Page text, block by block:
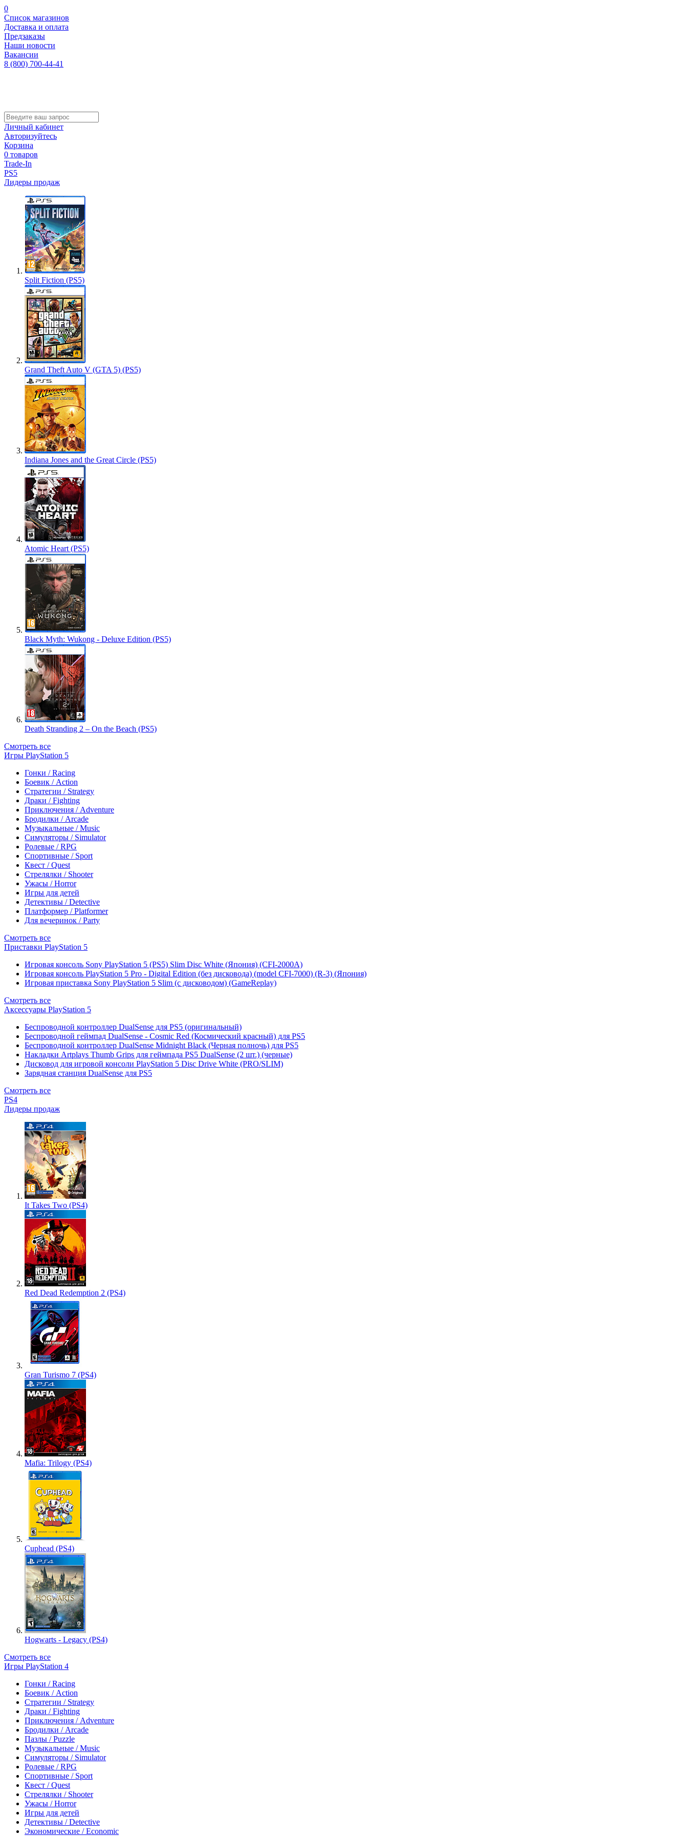
0
Список магазинов
Доставка и оплата
Предзаказы
Наши новости
Вакансии
8 (800) 700-44-41
Личный кабинет
Авторизуйтесь
Корзина
0 товаров
Trade-In
PS5
Лидеры продаж
Split Fiction (PS5)
Grand Theft Auto V (GTA 5) (PS5)
Indiana Jones and the Great Circle (PS5)
Atomic Heart (PS5)
Black Myth: Wukong - Deluxe Edition (PS5)
Death Stranding 2 – On the Beach (PS5)
Смотреть все
Игры PlayStation 5
Гонки / Racing
Боевик / Action
Стратегии / Strategy
Драки / Fighting
Приключения / Adventure
Бродилки / Arcade
Музыкальные / Music
Симуляторы / Simulator
Ролевые / RPG
Спортивные / Sport
Квест / Quest
Стрелялки / Shooter
Ужасы / Horror
Игры для детей
Детективы / Detective
Платформер / Platformer
Для вечеринок / Party
Смотреть все
Приставки PlayStation 5
Игровая консоль Sony PlayStation 5 (PS5) Slim Disc White (Япония) (CFI-2000A)
Игровая консоль PlayStation 5 Pro - Digital Edition (без дисковода) (model CFI-7000) (R-3) (Япония)
Игровая приставка Sony PlayStation 5 Slim (с дисководом) (GameReplay)
Смотреть все
Аксессуары PlayStation 5
Беспроводной контроллер DualSense для PS5 (оригинальный)
Беспроводной геймпад DualSense - Cosmic Red (Космический красный) для PS5
Беспроводной контроллер DualSense Midnight Black (Черная полночь) для PS5
Накладки Artplays Thumb Grips для геймпада PS5 DualSense (2 шт.) (черные)
Дисковод для игровой консоли PlayStation 5 Disc Drive White (PRO/SLIM)
Зарядная станция DualSense для PS5
Смотреть все
PS4
Лидеры продаж
It Takes Two (PS4)
Red Dead Redemption 2 (PS4)
Gran Turismo 7 (PS4)
Mafia: Trilogy (PS4)
Cuphead (PS4)
Hogwarts - Legacy (PS4)
Смотреть все
Игры PlayStation 4
Гонки / Racing
Боевик / Action
Стратегии / Strategy
Драки / Fighting
Приключения / Adventure
Бродилки / Arcade
Пазлы / Puzzle
Музыкальные / Music
Симуляторы / Simulator
Ролевые / RPG
Спортивные / Sport
Квест / Quest
Стрелялки / Shooter
Ужасы / Horror
Игры для детей
Детективы / Detective
Экономические / Economic